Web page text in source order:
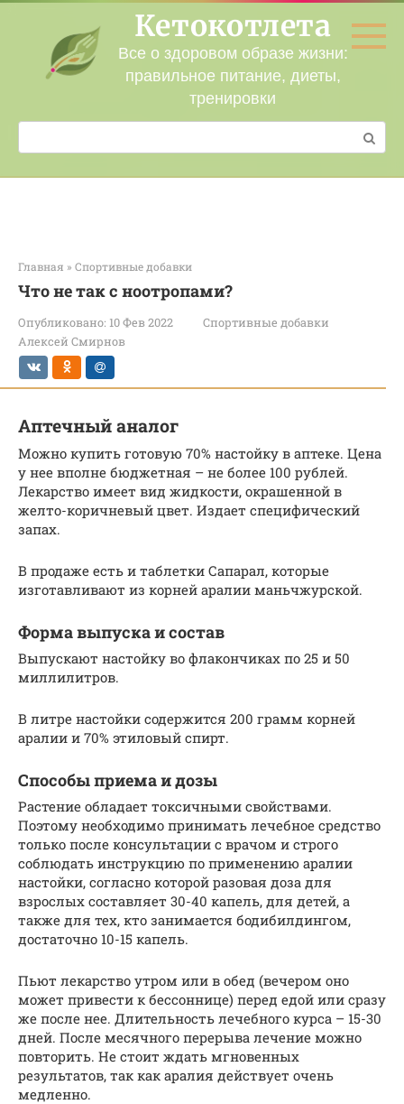
Перейти
контенту
Кетокотлета
Все о здоровом образе жизни:
правильное питание, диеты,
тренировки
Поиск:
Главная » Спортивные добавки
Что не так с ноотропами?
Опубликовано: 10 Фев 2022
Спортивные добавки
Алексей Смирнов
Аптечный аналог
Можно купить готовую 70% настойку в аптеке. Цена
у нее вполне бюджетная – не более 100 рублей.
Лекарство имеет вид жидкости, окрашенной в
желто-коричневый цвет. Издает специфический
запах.
В продаже есть и таблетки Сапарал, которые
изготавливают из корней аралии маньчжурской.
Форма выпуска и состав
Выпускают настойку во флакончиках по 25 и 50
миллилитров.
В литре настойки содержится 200 грамм корней
аралии и 70% этиловый спирт.
Способы приема и дозы
Растение обладает токсичными свойствами.
Поэтому необходимо принимать лечебное средство
только после консультации с врачом и строго
соблюдать инструкцию по применению аралии
настойки, согласно которой разовая доза для
взрослых составляет 30-40 капель, для детей, а
также для тех, кто занимается бодибилдингом,
достаточно 10-15 капель.
Пьют лекарство утром или в обед (вечером оно
может привести к бессоннице) перед едой или сразу
же после нее. Длительность лечебного курса – 15-30
дней. После месячного перерыва лечение можно
повторить. Не стоит ждать мгновенных
результатов, так как аралия действует очень
медленно.